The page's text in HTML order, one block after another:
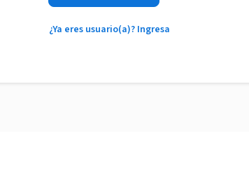
¿Ya eres usuario(a)? Ingresa